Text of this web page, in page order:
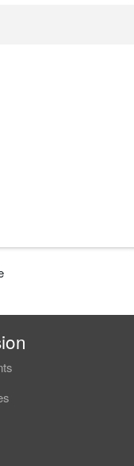
入，结构正从修复转向
强。